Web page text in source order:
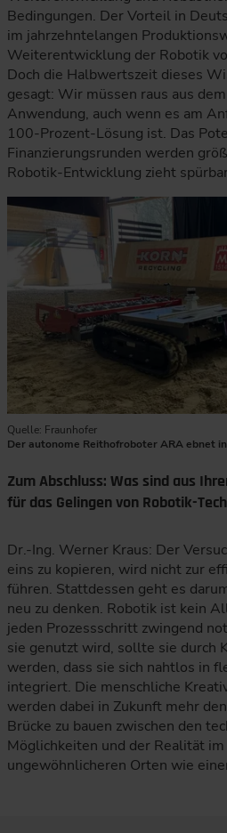
Bedingungen. Der Vorteil in
im jahrzehntelangen
Weiterentwicklung der Robotik
Doch die Halbwertszeit dieses
gesagt: Wir müssen raus aus
Anwendung, auch wenn es am
100-Prozent-Lösung ist. Das
Finanzierungsrunden werden
Robotik-Entwicklung zieht
Quelle: Fraunhofer
Der autonome Reithofroboter ARA ebnet
Zum Abschluss: Was sind aus
für das Gelingen von Robotik-
Dr.-Ing. Werner Kraus: Der
eins zu kopieren, wird nicht zur
führen. Stattdessen geht es
neu zu denken. Robotik ist kein
jeden Prozessschritt zwingend
sie genutzt wird, sollte sie durch
werden, dass sie sich nahtlos in
integriert. Die menschliche
werden dabei in Zukunft mehr
Brücke zu bauen zwischen den
Möglichkeiten und der Realität
ungewöhnlicheren Orten wie